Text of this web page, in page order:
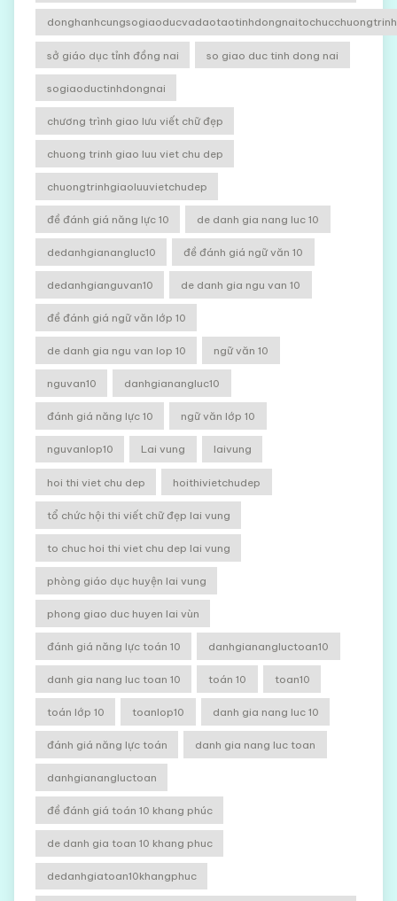
sở giáo dục tỉnh đồng nai so giao duc tinh dong nai
sogiaoductinhdongnai
chương trình giao lưu viết chữ đẹp
chuong trinh giao luu viet chu dep
chuongtrinhgiaoluuvietchudep
đề đánh giá năng lực 10 de danh gia nang luc 10
dedanhgianangluc10 đề đánh giá ngữ văn 10
dedanhgianguvan10 de danh gia ngu van 10
đề đánh giá ngữ văn lớp 10
de danh gia ngu van lop 10 ngữ văn 10
nguvan10 danhgianangluc10
đánh giá năng lực 10 ngữ văn lớp 10
nguvanlop10 Lai vung laivung
hoi thi viet chu dep hoithivietchudep
tổ chức hội thi viết chữ đẹp lai vung
to chuc hoi thi viet chu dep lai vung
phòng giáo dục huyện lai vung
phong giao duc huyen lai vùn
đánh giá năng lực toán 10 danhgianangluctoan10
danh gia nang luc toan 10 toán 10 toan10
toán lớp 10 toanlop10 danh gia nang luc 10
đánh giá năng lực toán danh gia nang luc toan
danhgianangluctoan
đề đánh giá toán 10 khang phúc
de danh gia toan 10 khang phuc
dedanhgiatoan10khangphuc